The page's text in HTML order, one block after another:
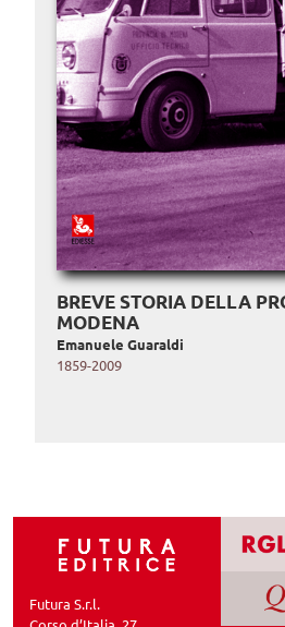
BREVE STORIA DELLA
MODENA
Emanuele Guaraldi
1859-2009
Futura S.r.l.